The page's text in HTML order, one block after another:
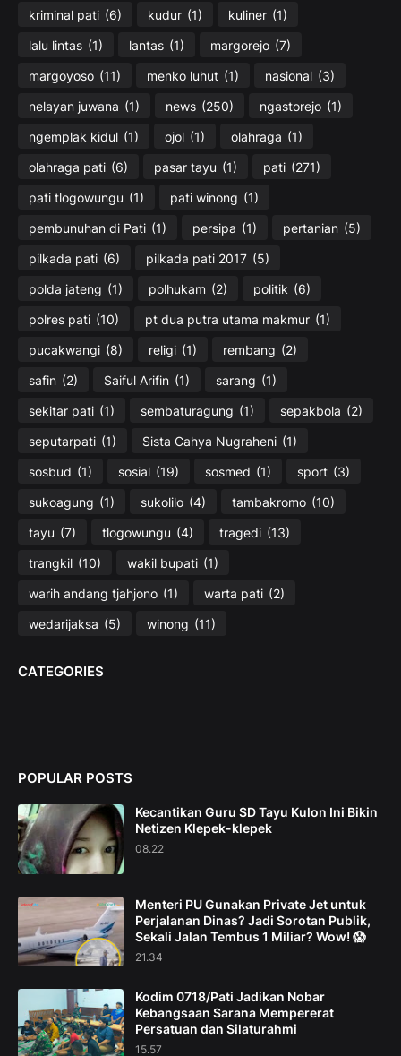
kriminal pati (6) kudur (1) kuliner (1)
lalu lintas (1) lantas (1) margorejo (7)
margoyoso (11) menko luhut (1) nasional (3)
nelayan juwana (1) news (250) ngastorejo (1)
ngemplak kidul (1) ojol (1) olahraga (1)
olahraga pati (6) pasar tayu (1) pati (271)
pati tlogowungu (1) pati winong (1)
pembunuhan di Pati (1) persipa (1) pertanian (5)
pilkada pati (6) pilkada pati 2017 (5)
polda jateng (1) polhukam (2) politik (6)
polres pati (10) pt dua putra utama makmur (1)
pucakwangi (8) religi (1) rembang (2)
safin (2) Saiful Arifin (1) sarang (1)
sekitar pati (1) sembaturagung (1) sepakbola (2)
seputarpati (1) Sista Cahya Nugraheni (1)
sosbud (1) sosial (19) sosmed (1) sport (3)
sukoagung (1) sukolilo (4) tambakromo (10)
tayu (7) tlogowungu (4) tragedi (13)
trangkil (10) wakil bupati (1)
warih andang tjahjono (1) warta pati (2)
wedarijaksa (5) winong (11)
CATEGORIES
POPULAR POSTS
Kecantikan Guru SD Tayu Kulon Ini Bikin
Netizen Klepek-klepek
08.22
Menteri PU Gunakan Private Jet untuk
Perjalanan Dinas? Jadi Sorotan Publik,
Sekali Jalan Tembus 1 Miliar? Wow! 😱
21.34
Kodim 0718/Pati Jadikan Nobar
Kebangsaan Sarana Mempererat
Persatuan dan Silaturahmi
15.57